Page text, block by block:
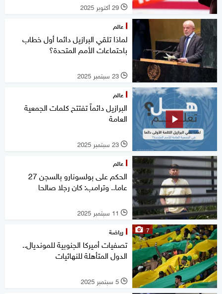
l 29 أكتوبر 2025
عالم
لماذا تلقي البرازيل دائما أول خطاب
باحتماعات الأمم المتحدة؟
l 23 سبتمبر 2025
عالم
البرازيل دائماً تفتتح كلمات الجمعية
العامة
l 23 سبتمبر 2025
عالم
الحكم على بولسونارو بالسجن 27
عاما.. وترامب: كان رجلا صالحا
l 11 سبتمبر 2025
7 رياضة
تصفيات أميركا الجنوبية للمونديال..
الدول المتأهلة للنهائيات
l 5 سبتمبر 2025